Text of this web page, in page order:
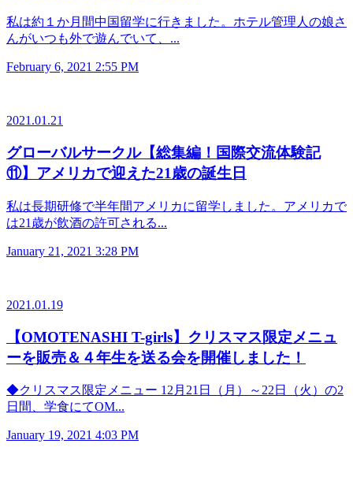
私は約１か月間中国留学に行きました。ホテル管理人の娘さ
んがいつも外で遊んでいて、...
February 6, 2021 2:55 PM
2021.01.21
グローバルサークル【総集編！国際交流体験記
⑪】アメリカで迎えた21歳の誕生日
私は長期研修で半年間アメリカに留学しました。アメリカで
は21歳が飲酒の許可される...
January 21, 2021 3:28 PM
2021.01.19
【OMOTENASHI T-girls】クリスマス限定メニュ
ーを販売＆４年生を送る会を開催しました！
◆クリスマス限定メニュー 12月21日（月）～22日（火）の2
日間、学食にてOM...
January 19, 2021 4:03 PM